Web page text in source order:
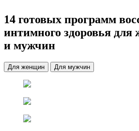
14 готовых программ
интимного здоровья для
и мужчин
Для женщин Для мужчин